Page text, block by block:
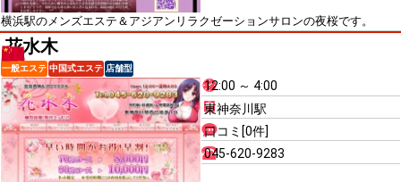
横浜駅のメンズエステ＆アジアンリラクゼーションサロンの夜桜です。
花水木
一般エステ 中国式エステ 店舗型
12:00 ～ 4:00
東神奈川駅
口コミ[0件]
045-620-9283